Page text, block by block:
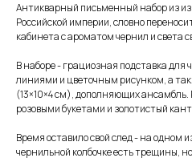
Антикварный письменный набор из
Российской империи, словно
кабинета с ароматом чернил и света
В наборе - грациозная подставка
линиями и цветочным рисунком, а
(13×10×4 см), дополняющих ансамбль.
розовыми букетами и золотистый
Время оставило свой след - на одном
чернильной колбочке есть трещины,